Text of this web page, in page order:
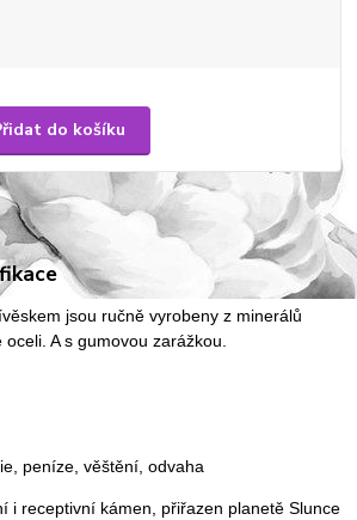
do košíku
jsou ručně vyrobeny z minerálů
A s gumovou zarážkou.
peníze, věštění, odvaha
i receptivní kámen, přiřazen planetě Slunce